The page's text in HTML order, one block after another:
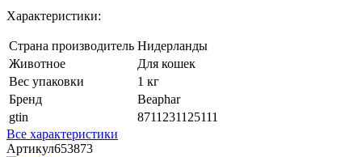
Характеристики:
Страна производитель Нидерланды
Животное
Для кошек
Вес упаковки
1 кг
Бренд
Beaphar
gtin
8711231125111
Все характеристики
Артикул653873